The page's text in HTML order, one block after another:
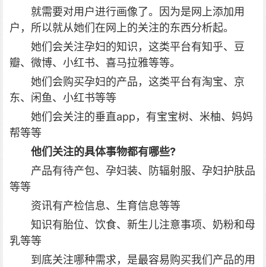
就需要对用户进行画像了。
因为是网上添加用
户，所以就从她们在网上的关注的东西分析起。
她们会关注孕妇的知识，这类平台有知乎、豆
瓣、微博、小红书、喜马拉雅等等。
她们会购买孕妇的产品，这类平台有淘宝、京
东、闲鱼、小红书等等
她们会关注的垂直app，有宝宝树、米柚、妈妈
帮等等
他们关注的具体事物都有哪些?
产品有待产包、孕妇装、防辐射服、孕妇护肤品
等等
资讯有产检信息、生育信息等等
知识有胎位、饮食、新生儿注意事项、奶粉和母
乳等等
到底关注哪种需求，是最容易购买我们产品的用